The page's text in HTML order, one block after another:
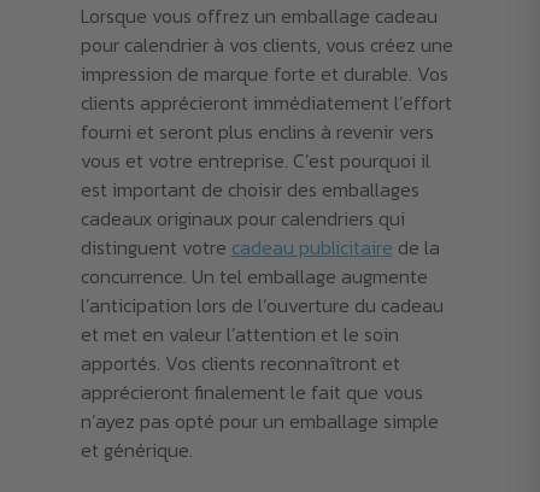
Lorsque vous offrez un emballage cadeau
pour calendrier à vos clients, vous créez une
impression de marque forte et durable. Vos
clients apprécieront immédiatement l’effort
fourni et seront plus enclins à revenir vers
vous et votre entreprise. C’est pourquoi il
est important de choisir des emballages
cadeaux originaux pour calendriers qui
distinguent votre cadeau publicitaire de la
concurrence. Un tel emballage augmente
l’anticipation lors de l’ouverture du cadeau
et met en valeur l’attention et le soin
apportés. Vos clients reconnaîtront et
apprécieront finalement le fait que vous
n’ayez pas opté pour un emballage simple
et générique.